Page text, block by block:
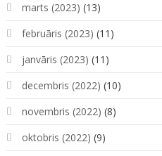
marts (2023) (13)
februāris (2023) (11)
janvāris (2023) (11)
decembris (2022) (10)
novembris (2022) (8)
oktobris (2022) (9)